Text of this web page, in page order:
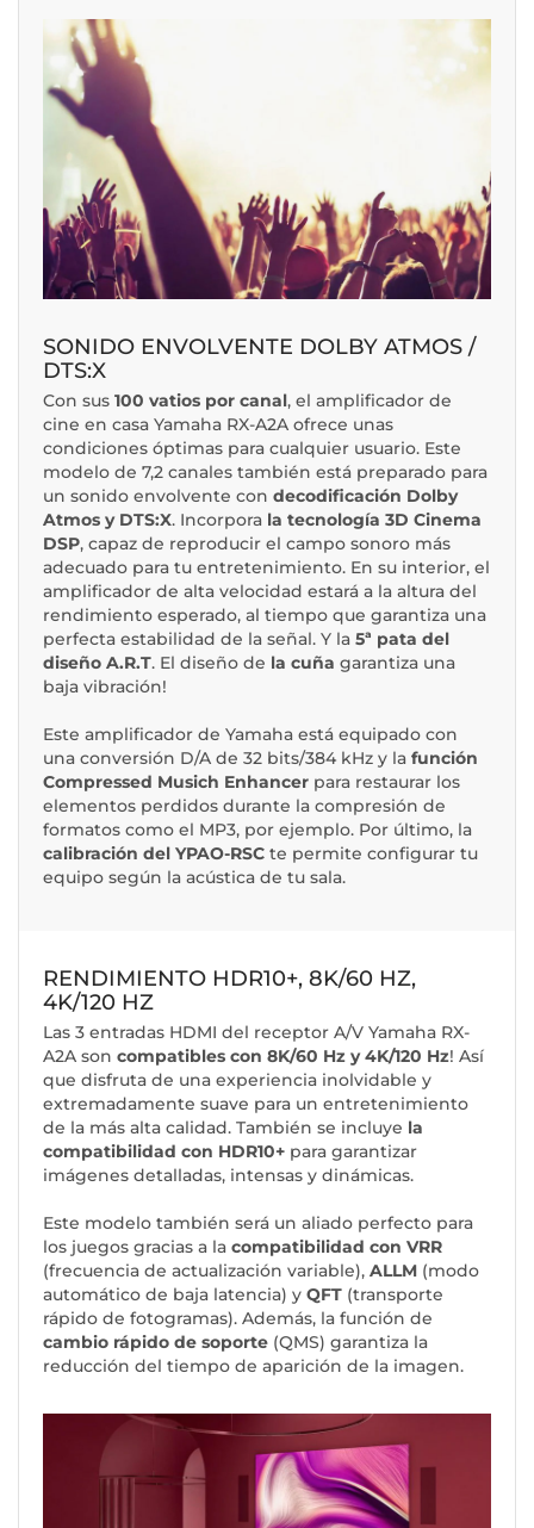
SONIDO ENVOLVENTE DOLBY ATMOS /
DTS:X
Con sus 100 vatios por canal, el amplificador de
cine en casa Yamaha RX-A2A ofrece unas
condiciones óptimas para cualquier usuario. Este
modelo de 7,2 canales también está preparado para
un sonido envolvente con decodificación Dolby
Atmos y DTS:X. Incorpora la tecnología 3D Cinema
DSP, capaz de reproducir el campo sonoro más
adecuado para tu entretenimiento. En su interior, el
amplificador de alta velocidad estará a la altura del
rendimiento esperado, al tiempo que garantiza una
perfecta estabilidad de la señal. Y la 5ª pata del
diseño A.R.T. El diseño de la cuña garantiza una
baja vibración!
Este amplificador de Yamaha está equipado con
una conversión D/A de 32 bits/384 kHz y la función
Compressed Musich Enhancer para restaurar los
elementos perdidos durante la compresión de
formatos como el MP3, por ejemplo. Por último, la
calibración del YPAO-RSC te permite configurar tu
equipo según la acústica de tu sala.
RENDIMIENTO HDR10+, 8K/60 HZ,
4K/120 HZ
Las 3 entradas HDMI del receptor A/V Yamaha RX-
A2A son compatibles con 8K/60 Hz y 4K/120 Hz! Así
que disfruta de una experiencia inolvidable y
extremadamente suave para un entretenimiento
de la más alta calidad. También se incluye la
compatibilidad con HDR10+ para garantizar
imágenes detalladas, intensas y dinámicas.
Este modelo también será un aliado perfecto para
los juegos gracias a la compatibilidad con VRR
(frecuencia de actualización variable), ALLM (modo
automático de baja latencia) y QFT (transporte
rápido de fotogramas). Además, la función de
cambio rápido de soporte (QMS) garantiza la
reducción del tiempo de aparición de la imagen.